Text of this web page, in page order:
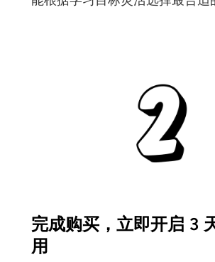
完成购买，立即开启 3
用